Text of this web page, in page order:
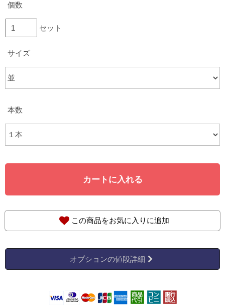
個数
セット
サイズ
本数
カートに入れる
この商品をお気に入りに追加
オプションの値段詳細